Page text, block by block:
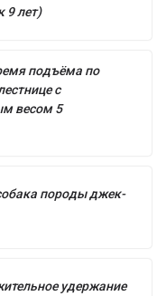
9 лет)
подъёма по
с
весом 5
породы джек-
удержание